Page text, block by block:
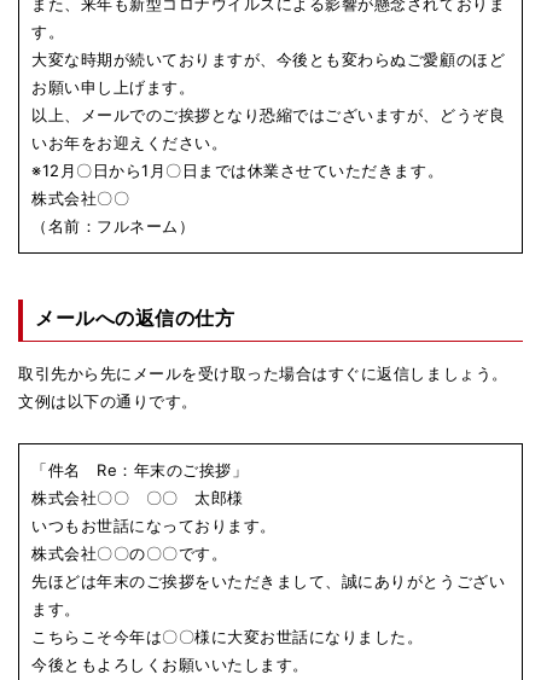
す。
大変な時期が続いておりますが、今後とも変わらぬご愛顧のほど
お願い申し上げます。
以上、メールでのご挨拶となり恐縮ではございますが、どうぞ良
いお年をお迎えください。
※12月〇日から1月〇日までは休業させていただきます。
株式会社〇〇
（名前：フルネーム）
メールへの返信の仕方
取引先から先にメールを受け取った場合はすぐに返信しましょう。
文例は以下の通りです。
「件名 Re：年末のご挨拶」
株式会社〇〇 〇〇 太郎様
いつもお世話になっております。
株式会社〇〇の〇〇です。
先ほどは年末のご挨拶をいただきまして、誠にありがとうござい
ます。
こちらこそ今年は〇〇様に大変お世話になりました。
今後ともよろしくお願いいたします。